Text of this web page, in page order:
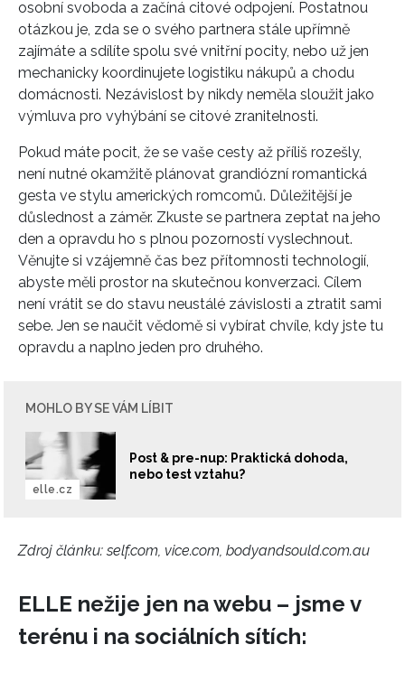
INFORMACE
REDAKCE
osobní svoboda a začíná citové odpojení. Postatnou
otázkou je, zda se o svého partnera stále upřímně
zajímáte a sdílíte spolu své vnitřní pocity, nebo už jen
mechanicky koordinujete logistiku nákupů a chodu
domácnosti. Nezávislost by nikdy neměla sloužit jako
výmluva pro vyhýbání se citové zranitelnosti.
Pokud máte pocit, že se vaše cesty až příliš rozešly,
není nutné okamžitě plánovat grandiózní romantická
gesta ve stylu amerických romcomů. Důležitější je
důslednost a záměr. Zkuste se partnera zeptat na jeho
den a opravdu ho s plnou pozorností vyslechnout.
Věnujte si vzájemně čas bez přítomnosti technologií,
abyste měli prostor na skutečnou konverzaci. Cílem
není vrátit se do stavu neustálé závislosti a ztratit sami
sebe. Jen se naučit vědomě si vybírat chvíle, kdy jste tu
opravdu a naplno jeden pro druhého.
MOHLO BY SE VÁM LÍBIT
Post & pre-nup: Praktická dohoda,
nebo test vztahu?
elle.cz
Zdroj článku:self.com, vice.com, bodyandsould.com.au
ELLE nežije jen na webu – jsme v
terénu i na sociálních sítích: